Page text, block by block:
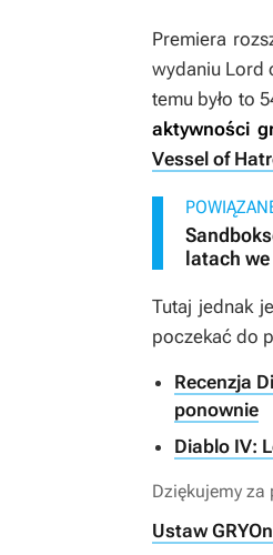
Premiera
wydaniu Lord
temu było to
aktywności
Vessel of
latach
Tutaj jednak
poczekać do
Recenzja
ponownie
Diablo IV:
Dziękujemy za
Ustaw